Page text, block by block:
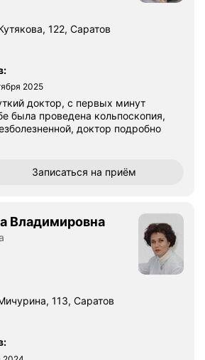
122, Саратов
:
2025
доктор, с первых минут
была проведена кольпоскопия,
доктор подробно
Записаться на приём
Владимировна
113, Саратов
: